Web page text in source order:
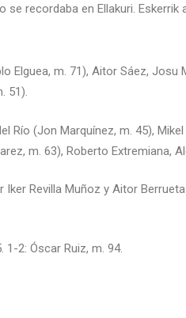
recordaba en Ellakuri. Eskerrik
Elguea, m. 71), Aitor Sáez,
51).
Río (Jon Marquínez, m. 45),
m. 63), Roberto Extremiana,
Iker Revilla Muñoz y Aitor
1-2: Óscar Ruiz, m. 94.